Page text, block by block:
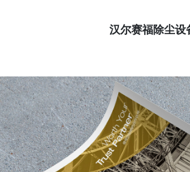
汉尔赛福除尘设